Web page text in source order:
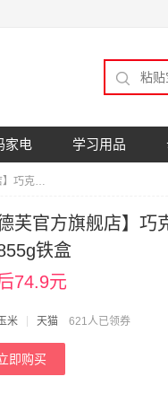
家电 学习用品
【德芙官方旗舰店】巧克力年货礼盒旺德福855g铁盒
德芙官方旗舰店】巧
铁盒
74.9元
米 天猫 621人已领券
即购买